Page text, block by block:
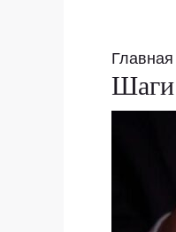
Главная
Шаги
записям